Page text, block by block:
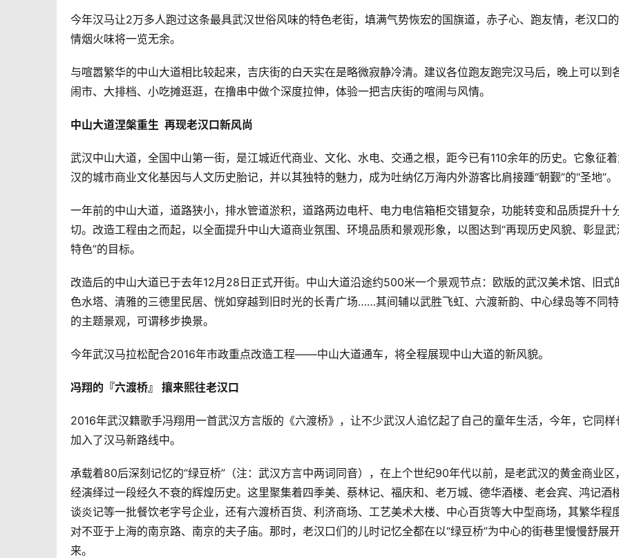
今年汉马让2万多人跑过这条最具武汉世俗风味的特色老街，填满气势恢宏的国旗道，赤子心、跑友情，老汉口
情烟火味将一览无余。
与喧嚣繁华的中山大道相比较起来，吉庆街的白天实在是略微寂静冷清。建议各位跑友跑完汉马后，晚上可以到
闹市、大排档、小吃摊逛逛，在撸串中做个深度拉伸，体验一把吉庆街的喧闹与风情。
中山大道涅槃重生  再现老汉口新风尚
武汉中山大道，全国中山第一街，是江城近代商业、文化、水电、交通之根，距今已有110余年的历史。它象征
汉的城市商业文化基因与人文历史胎记，并以其独特的魅力，成为吐纳亿万海内外游客比肩接踵“朝觐”的“圣地”。
一年前的中山大道，道路狭小，排水管道淤积，道路两边电杆、电力电信箱柜交错复杂，功能转变和品质提升十
切。改造工程由之而起，以全面提升中山大道商业氛围、环境品质和景观形象，以图达到“再现历史风貌、彰显武
特色”的目标。
改造后的中山大道已于去年12月28日正式开街。中山大道沿途约500米一个景观节点：欧版的武汉美术馆、旧式
色水塔、清雅的三德里民居、恍如穿越到旧时光的长青广场……其间辅以武胜飞虹、六渡新韵、中心绿岛等不同
的主题景观，可谓移步换景。
今年武汉马拉松配合2016年市政重点改造工程——中山大道通车，将全程展现中山大道的新风貌。
冯翔的『六渡桥』 攘来熙往老汉口
2016年武汉籍歌手冯翔用一首武汉方言版的《六渡桥》，让不少武汉人追忆起了自己的童年生活，今年，它同样
加入了汉马新路线中。
承载着80后深刻记忆的“绿豆桥”（注：武汉方言中两词同音），在上个世纪90年代以前，是老武汉的黄金商业区
经演绎过一段经久不衰的辉煌历史。这里聚集着四季美、蔡林记、福庆和、老万城、德华酒楼、老会宾、鸿记酒楼
谈炎记等一批餐饮老字号企业，还有六渡桥百货、利济商场、工艺美术大楼、中心百货等大中型商场，其繁华程
对不亚于上海的南京路、南京的夫子庙。那时，老汉口们的儿时记忆全都在以“绿豆桥”为中心的街巷里慢慢舒展
来。